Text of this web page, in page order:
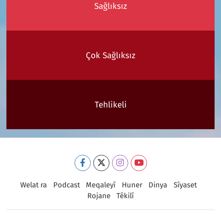
Sağlıksız
Çok Sağlıksız
Tehlikeli
Welat ra Podcast Meqaleyî Huner Dinya
Sîyaset
Rojane
Têkilî